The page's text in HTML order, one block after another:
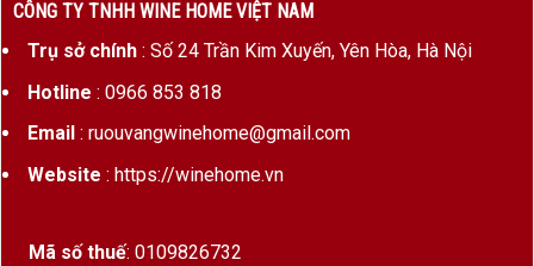
thành biểu tượng của ngành rượu vang New Zealand và là
quê hương của những chai
Sauvignon Blanc
xuất sắc nhất thế giới.
lượng rượu vang của New Zealand và đóng góp phần lớn
kim ngạch xuất khẩu của quốc gia này. Với điều kiện tự nhiên
đặc biệt cùng triết lý sản xuất hướng đến sự tinh khiết và
bởi hương thơm mãnh liệt, độ axit tươi sáng và khả năng
CÔNG TY TNHH WINE HOME VIỆT NAM
Trụ sở chính: Số 24 Trần Kim Xuyến, Yên Hòa, Hà Nội
Hotline : 0966 853 818
Email : ruouvangwinehome@gmail.com
Website : https://winehome.vn
Mã số thuế: 0109826732